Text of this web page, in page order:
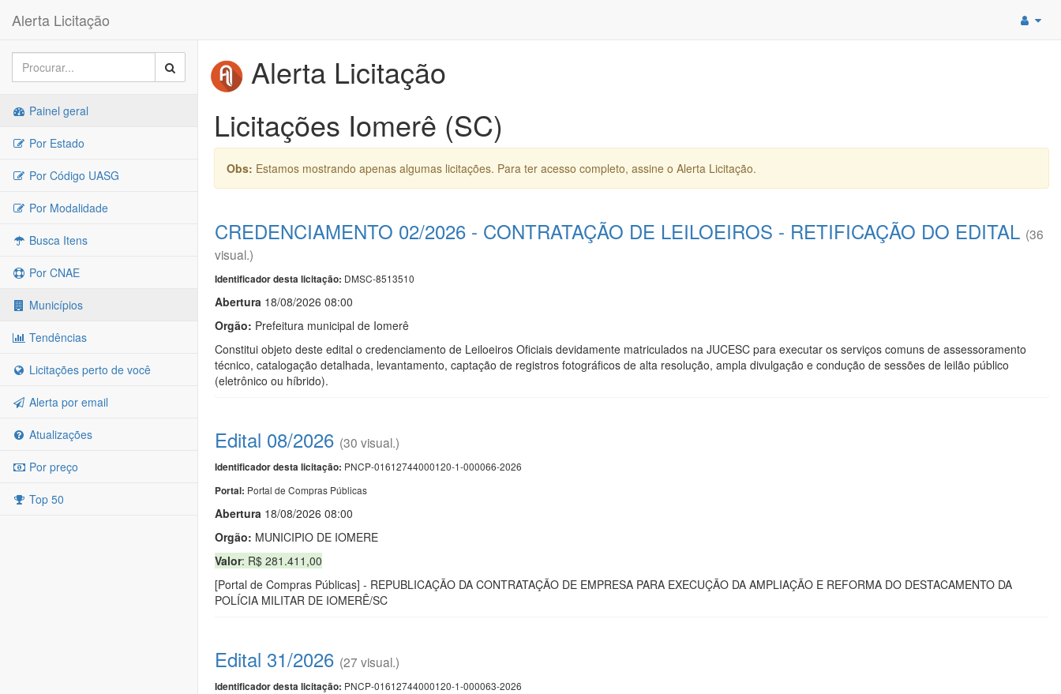
Alerta Licitação
Painel geral
Por Estado
Por Código UASG
Por Modalidade
Busca Itens
Por CNAE
Municípios
Tendências
Licitações perto de você
Alerta por email
Atualizações
Por preço
Top 50
Alerta Licitação
Licitações Iomerê (SC)
Obs: Estamos mostrando apenas algumas licitações. Para ter acesso completo, assine o Alerta Licitação.
CREDENCIAMENTO 02/2026 - CONTRATAÇÃO DE LEILOEIROS - RETIFICAÇÃO DO EDITAL (36
visual.)
Identificador desta licitação: DMSC-8513510
Abertura 18/08/2026 08:00
Orgão: Prefeitura municipal de Iomerê
Constitui objeto deste edital o credenciamento de Leiloeiros Oficiais devidamente matriculados na JUCESC para executar os serviços comuns de assessoramento
técnico, catalogação detalhada, levantamento, captação de registros fotográficos de alta resolução, ampla divulgação e condução de sessões de leilão público
(eletrônico ou híbrido).
Edital 08/2026 (30 visual.)
Identificador desta licitação: PNCP-01612744000120-1-000066-2026
Portal: Portal de Compras Públicas
Abertura 18/08/2026 08:00
Orgão: MUNICIPIO DE IOMERE
Valor: R$ 281.411,00
[Portal de Compras Públicas] - REPUBLICAÇÃO DA CONTRATAÇÃO DE EMPRESA PARA EXECUÇÃO DA AMPLIAÇÃO E REFORMA DO DESTACAMENTO DA
POLÍCIA MILITAR DE IOMERÊ/SC
Edital 31/2026 (27 visual.)
Identificador desta licitação: PNCP-01612744000120-1-000063-2026